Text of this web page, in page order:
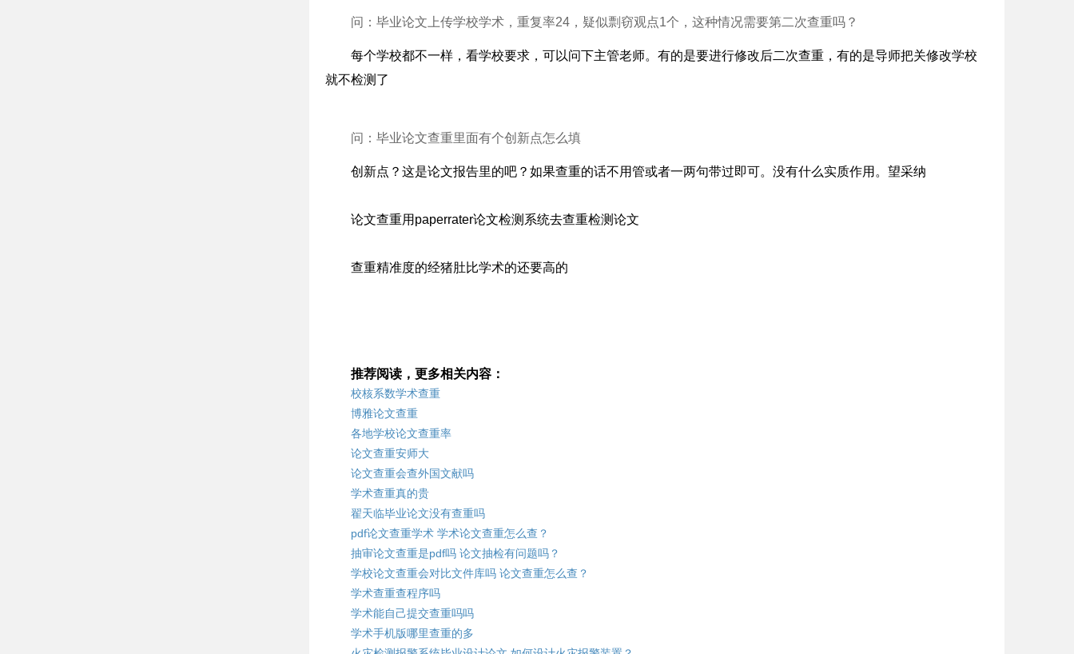
问：毕业论文上传学校学术，重复率24，疑似剽窃观点1个，这种情况需要第二次查重吗？
每个学校都不一样，看学校要求，可以问下主管老师。有的是要进行修改后二次查重，有的是导师把关修改学校
就不检测了
问：毕业论文查重里面有个创新点怎么填
创新点？这是论文报告里的吧？如果查重的话不用管或者一两句带过即可。没有什么实质作用。望采纳
论文查重用paperrater论文检测系统去查重检测论文
查重精准度的经猪肚比学术的还要高的
推荐阅读，更多相关内容：
校核系数学术查重
博雅论文查重
各地学校论文查重率
论文查重安师大
论文查重会查外国文献吗
学术查重真的贵
翟天临毕业论文没有查重吗
pdf论文查重学术 学术论文查重怎么查？
抽审论文查重是pdf吗 论文抽检有问题吗？
学校论文查重会对比文件库吗 论文查重怎么查？
学术查重查程序吗
学术能自己提交查重吗吗
学术手机版哪里查重的多